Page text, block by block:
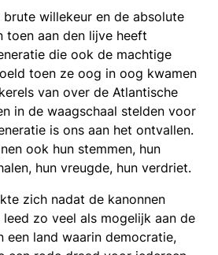
willekeur en de absolute
toen aan den lijve heeft
die ook de machtige
toen ze oog in oog kwamen
van over de Atlantische
in de waagschaal stelden voor
is ons aan het ontvallen.
ook hun stemmen, hun
hun vreugde, hun verdriet.
zich nadat de kanonnen
zo veel als mogelijk aan de
een land waarin democratie,